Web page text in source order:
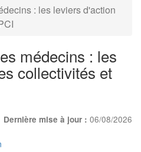
: les leviers d'action
médecins : les
collectivités et
Dernière mise à jour : 06/08/2026